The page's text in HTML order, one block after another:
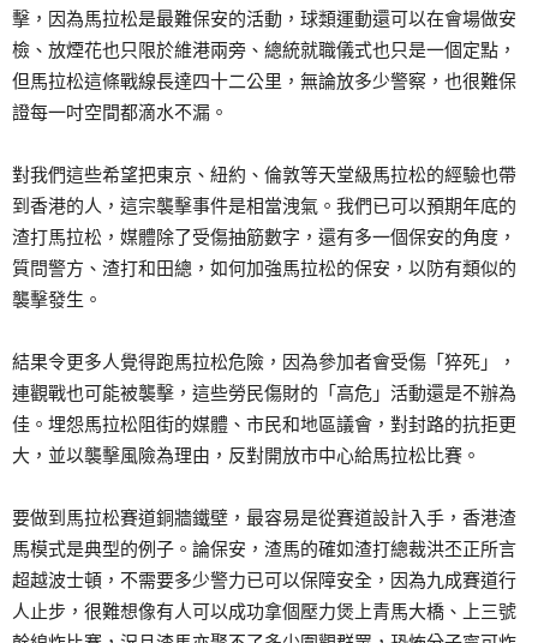
擊，因為馬拉松是最難保安的活動，球類運動還可以在會場做安
檢、放煙花也只限於維港兩旁、總統就職儀式也只是一個定點，
但馬拉松這條戰線長達四十二公里，無論放多少警察，也很難保
證每一吋空間都滴水不漏。
對我們這些希望把東京、紐約、倫敦等天堂級馬拉松的經驗也帶
到香港的人，這宗襲擊事件是相當洩氣。我們已可以預期年底的
渣打馬拉松，媒體除了受傷抽筋數字，還有多一個保安的角度，
質問警方、渣打和田總，如何加強馬拉松的保安，以防有類似的
襲擊發生。
結果令更多人覺得跑馬拉松危險，因為參加者會受傷「猝死」，
連觀戰也可能被襲擊，這些勞民傷財的「高危」活動還是不辦為
佳。埋怨馬拉松阻街的媒體、市民和地區議會，對封路的抗拒更
大，並以襲擊風險為理由，反對開放市中心給馬拉松比賽。
要做到馬拉松賽道銅牆鐵壁，最容易是從賽道設計入手，香港渣
馬模式是典型的例子。論保安，渣馬的確如渣打總裁洪丕正所言
超越波士頓，不需要多少警力已可以保障安全，因為九成賽道行
人止步，很難想像有人可以成功拿個壓力煲上青馬大橋、上三號